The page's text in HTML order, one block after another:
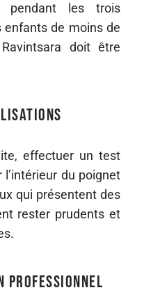
pendant les trois
enfants de moins de
doit être
effectuer un test
du poignet
qui présentent des
rester prudents et
professionnel